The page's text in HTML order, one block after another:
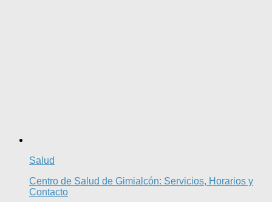
Salud
Centro de Salud de Gimialcón: Servicios, Horarios y
Contacto